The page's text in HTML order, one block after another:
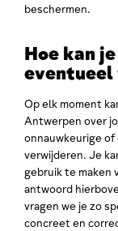
beschermen.
Hoe kan
Op elk moment
Antwerpen over
onnauwkeurige
verwijderen. Je
gebruik te maken
antwoord
vragen we je zo
concreet en